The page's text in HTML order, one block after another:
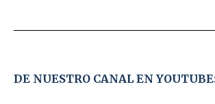
DE NUESTRO CANAL EN